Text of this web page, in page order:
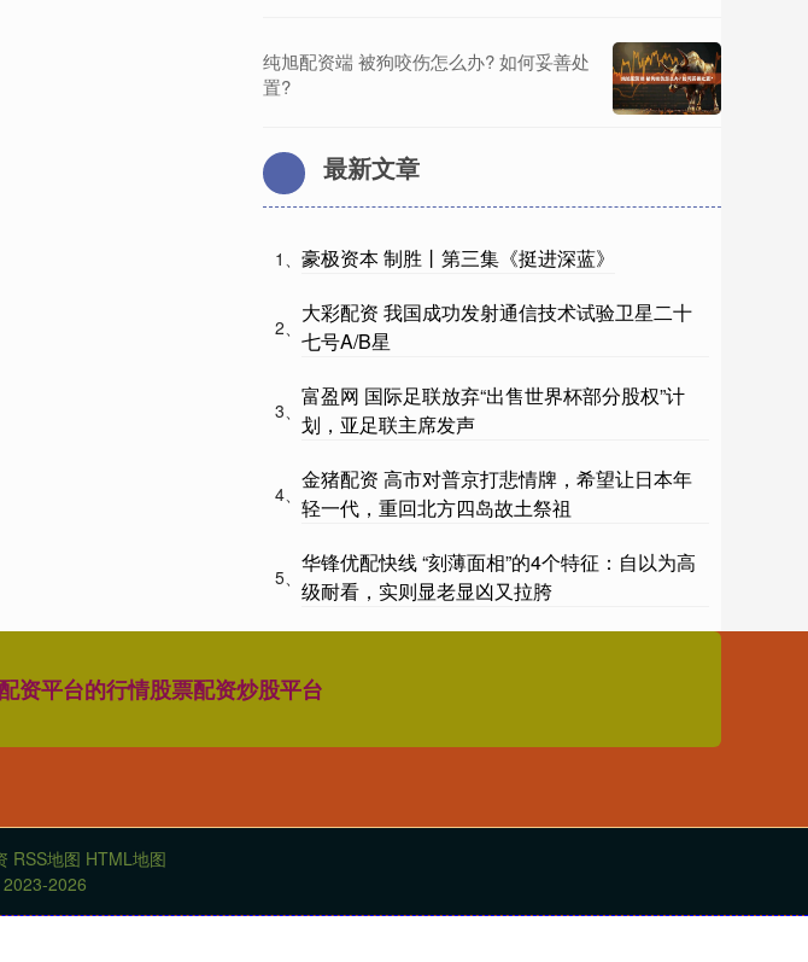
纯旭配资端 被狗咬伤怎么办? 如何妥善处
置?
最新文章
1、 豪极资本 制胜丨第三集《挺进深蓝》
2、
大彩配资 我国成功发射通信技术试验卫星二十
七号A/B星
3、
富盈网 国际足联放弃“出售世界杯部分股权”计
划，亚足联主席发声
4、
金猪配资 高市对普京打悲情牌，希望让日本年
轻一代，重回北方四岛故土祭祖
5、
华锋优配快线 “刻薄面相”的4个特征：自以为高
级耐看，实则显老显凶又拉胯
资平台的行情股票配资炒股平台
RSS地图 HTML地图
2026